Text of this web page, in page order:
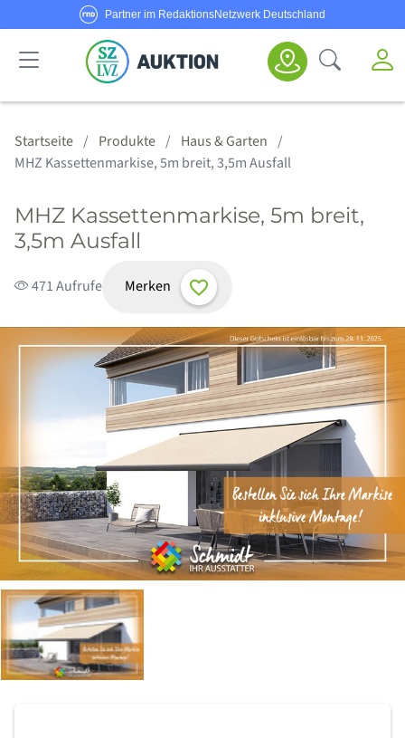
Partner im RedaktionsNetzwerk Deutschland
Sie haben Fragen oder möchten Anbieter werden?
Senden Sie uns eine
oder rufen Sie uns an!
Suche
Kategorien
Haus & Garten
Schmuck & Uhren
Körper & Seele
Sport & Freizeit
Alle Anbieter
Alle Angebote
Startseite Produkte
Haus & Garten
MHZ Kassettenmarkise, 5m breit, 3,5m Ausfall
MHZ Kassettenmarkise, 5m breit,
3,5m Ausfall
471 Aufrufe Merken